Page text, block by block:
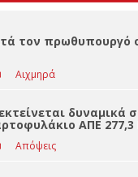
τον πρωθυπουργό
Αιχμηρά